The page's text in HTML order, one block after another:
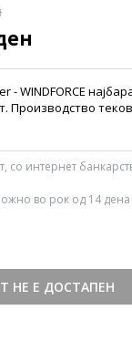
- WINDFORCE
Производство
со интернет
во рок од 14 дена
НЕ Е ДОСТАПЕН